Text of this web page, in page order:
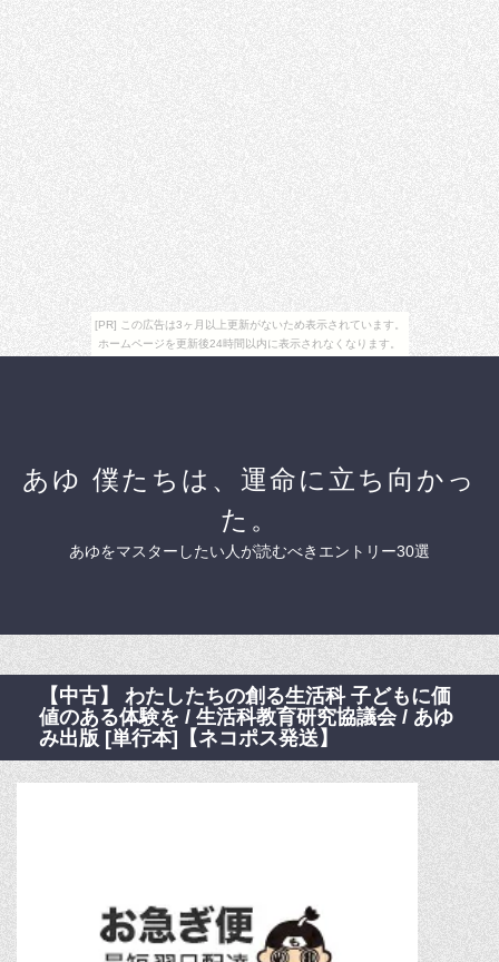
[PR] この広告は3ヶ月以上更新がないため表示されています。
ホームページを更新後24時間以内に表示されなくなります。
あゆ 僕たちは、運命に立ち向かっ
た。
あゆをマスターしたい人が読むべきエントリー30選
【中古】 わたしたちの創る生活科 子どもに価
値のある体験を / 生活科教育研究協議会 / あゆ
み出版 [単行本]【ネコポス発送】